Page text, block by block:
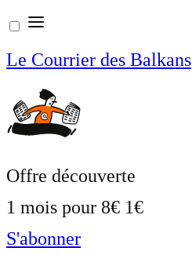
Aller
au
contenu
Le Courrier des Balkans
Offre découverte
1 mois pour 8€ 1€
S'abonner